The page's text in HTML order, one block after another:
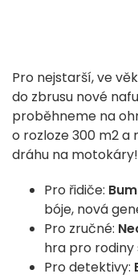
Pro nejstarší, ve
do zbrusu nové
proběhneme na
o rozloze 300 m2 a
dráhu na
Pro řidiče:
bóje, nová
Pro zručné:
hra pro
Pro detektivy: